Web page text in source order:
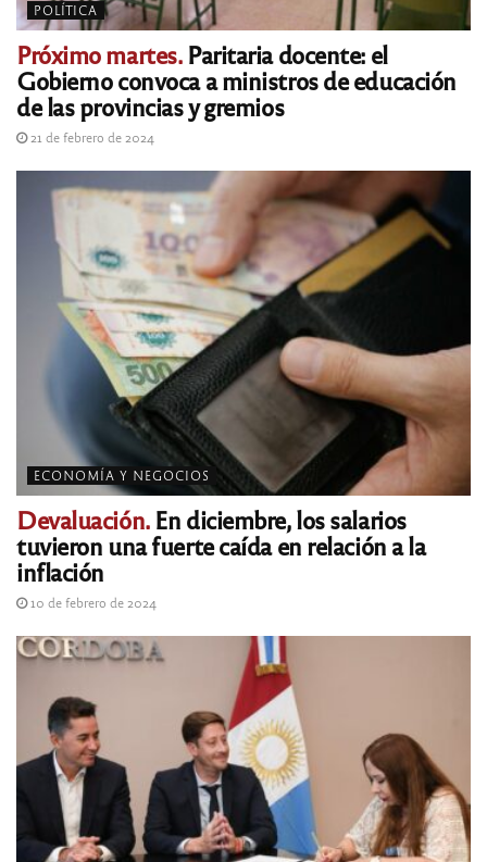
POLÍTICA
Próximo martes.Paritaria docente: el
Gobierno convoca a ministros de educación
de las provincias y gremios
21 de febrero de 2024
ECONOMÍA Y NEGOCIOS
Devaluación.En diciembre, los salarios
tuvieron una fuerte caída en relación a la
inflación
10 de febrero de 2024